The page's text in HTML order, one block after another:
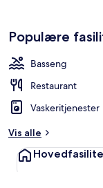
Populære
Basseng
Restaurant
Vaskeritjenester
Vis alle